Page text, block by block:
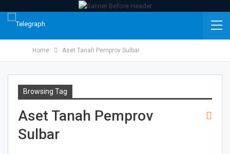
Home Aset Tanah Pemprov Sulbar
Browsing Tag
Aset Tanah Pemprov
Sulbar